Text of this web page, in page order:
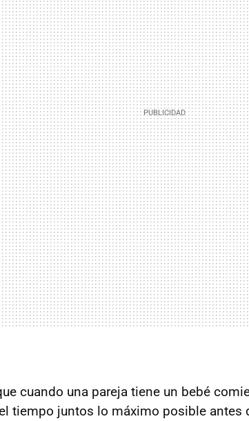
cuando una pareja tiene un bebé
tiempo juntos lo máximo posible antes